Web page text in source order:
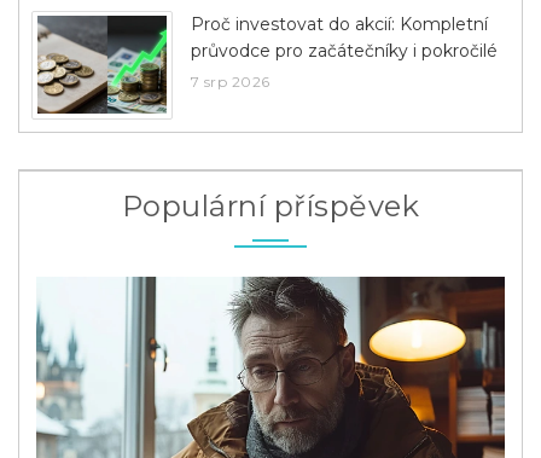
Proč investovat do akcií: Kompletní
průvodce pro začátečníky i pokročilé
7 srp 2026
Populární příspěvek